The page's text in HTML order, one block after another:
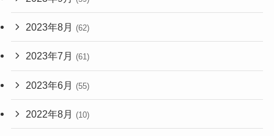
2023年8月 (62)
2023年7月 (61)
2023年6月 (55)
2022年8月 (10)